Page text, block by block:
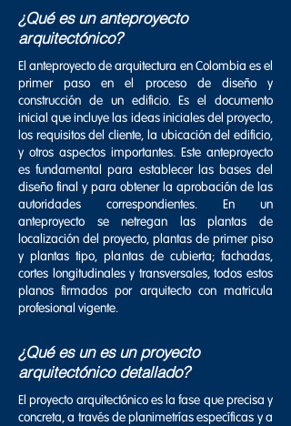
¿Qué es un anteproyecto
arquitectónico?
El anteproyecto de arquitectura en Colombia es el
primer paso en el proceso de diseño y
construcción de un edificio. Es el documento
inicial que incluye las ideas iniciales del proyecto,
los requisitos del cliente, la ubicación del edificio,
y otros aspectos importantes. Este anteproyecto
es fundamental para establecer las bases del
diseño final y para obtener la aprobación de las
autoridades correspondientes. En un
anteproyecto se netregan las plantas de
localización del proyecto, plantas de primer piso
y plantas tipo, plantas de cubierta; fachadas,
cortes longitudinales y transversales, todos estos
planos firmados por arquitecto con matricula
profesional vigente.
¿Qué es un es un proyecto
arquitectónico detallado?
El proyecto arquitectónico es la fase que precisa y
concreta, a través de planimetrías específicas y a